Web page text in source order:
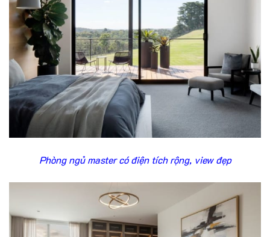
Phòng ngủ master có điện tích rộng, view đẹp